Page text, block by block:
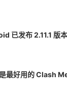
已发布 2.11.1 版本
最好用的 Clash